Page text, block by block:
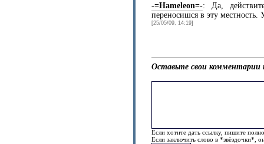
-=Hameleon=-: Да,
переносишся в эту
[25/05/09, 14:19]
Оставьте свои
Если хотите дать ссылку, пишите
Если заключить слово в *звёздочки*,